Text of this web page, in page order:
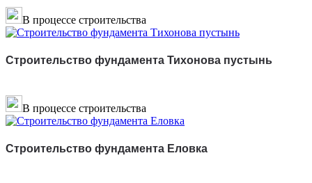
В процессе строительства
Строительство фундамента Тихонова пустынь
В процессе строительства
Строительство фундамента Еловка